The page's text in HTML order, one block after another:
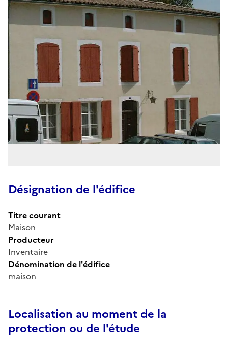
Désignation de l'édifice
Titre courant
Maison
Producteur
Inventaire
Dénomination de l'édifice
maison
Localisation au moment de la
protection ou de l'étude